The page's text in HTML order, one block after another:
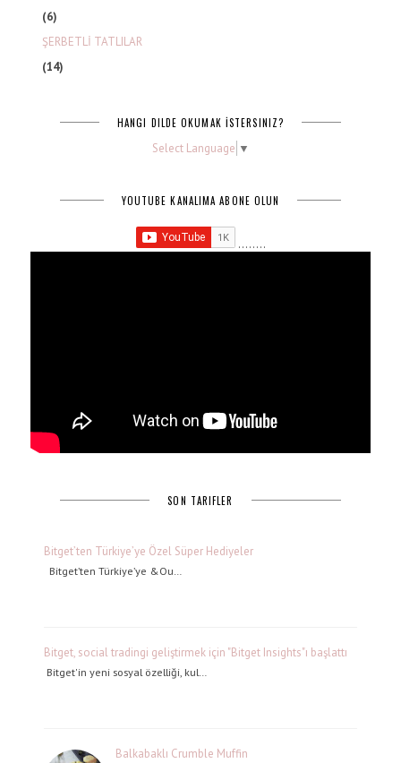
(6)
ŞERBETLİ TATLILAR
(14)
HANGI DILDE OKUMAK İSTERSINIZ?
Select Language ▼
YOUTUBE KANALIMA ABONE OLUN
........
SON TARIFLER
Bitget’ten Türkiye’ye Özel Süper Hediyeler
Bitget’ten Türkiye’ye &Ou…
Bitget, social tradingi geliştirmek için "Bitget Insights"ı başlattı
Bitget'in yeni sosyal özelliği, kul…
Balkabaklı Crumble Muffin